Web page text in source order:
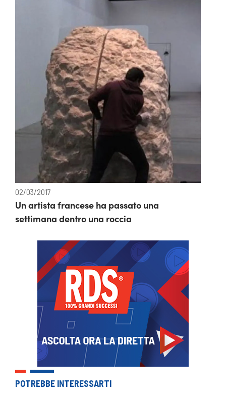
02/03/2017
Un artista francese ha passato una
settimana dentro una roccia
POTREBBE INTERESSARTI